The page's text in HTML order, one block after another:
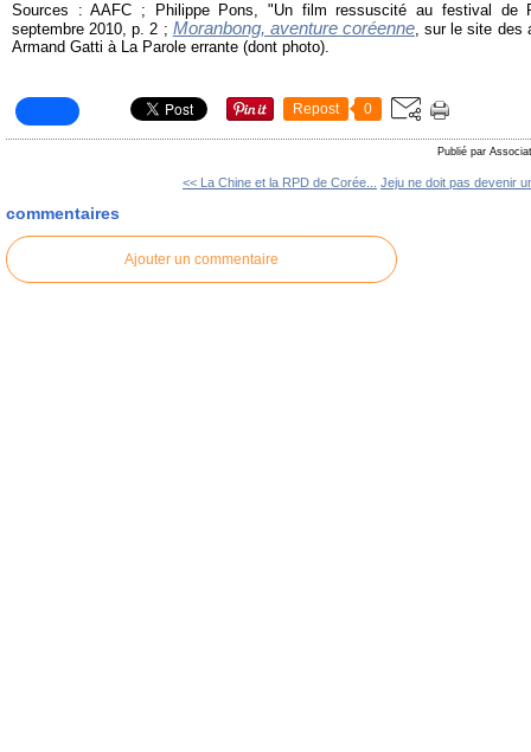
Sources : AAFC ; Philippe Pons, "Un film ressuscité au festival de
septembre 2010, p. 2 ; Moranbong, aventure coréenne, sur le site des
Armand Gatti à La Parole errante (dont photo).
Repost 0
Publié par
<< La Chine et la RPD de Corée... Jeju ne doit pas devenir
commentaires
Ajouter un commentaire